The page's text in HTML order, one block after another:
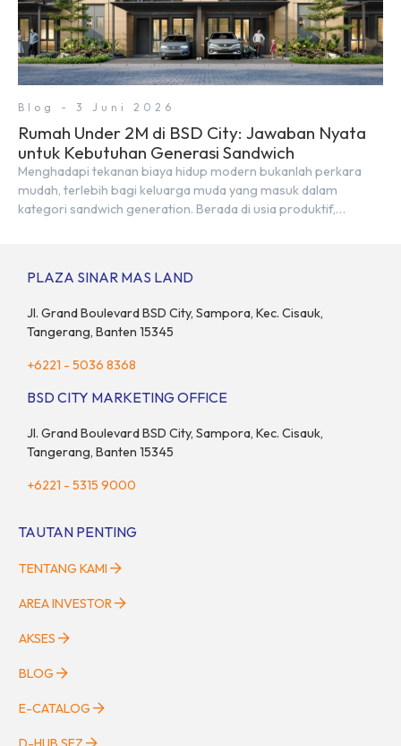
Blog - 3 Juni 2026
Rumah Under 2M di BSD City: Jawaban Nyata
untuk Kebutuhan Generasi Sandwich
Menghadapi tekanan biaya hidup modern bukanlah perkara
mudah, terlebih bagi keluarga muda yang masuk dalam
kategori sandwich generation. Berada di usia produktif,
Fenomena urban ini kian marak di kota-kota besar, termasuk di
PLAZA SINAR MAS LAND
Jl. Grand Boulevard BSD City, Sampora, Kec. Cisauk,
Tangerang, Banten 15345
+6221 - 5036 8368
BSD CITY MARKETING OFFICE
Jl. Grand Boulevard BSD City, Sampora, Kec. Cisauk,
Tangerang, Banten 15345
+6221 - 5315 9000
TAUTAN PENTING
TENTANG KAMI
AREA INVESTOR
AKSES
BLOG
E-CATALOG